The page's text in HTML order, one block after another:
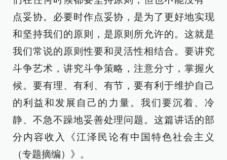
点妥协。必要时作点妥协，是为了更好地实现
和坚持我们的原则，是原则所允许的。这就是
我们常说的原则性要和灵活性相结合。要讲究
斗争艺术，讲究斗争策略，注意分寸，掌握火
候。要有理、有利、有节，要有利于维护自己
的利益和发展自己的力量。我们要沉着、冷
静、不急不躁地妥善处理问题。这篇讲话的部
分内容收入《江泽民论有中国特色社会主义
（专题摘编）》。